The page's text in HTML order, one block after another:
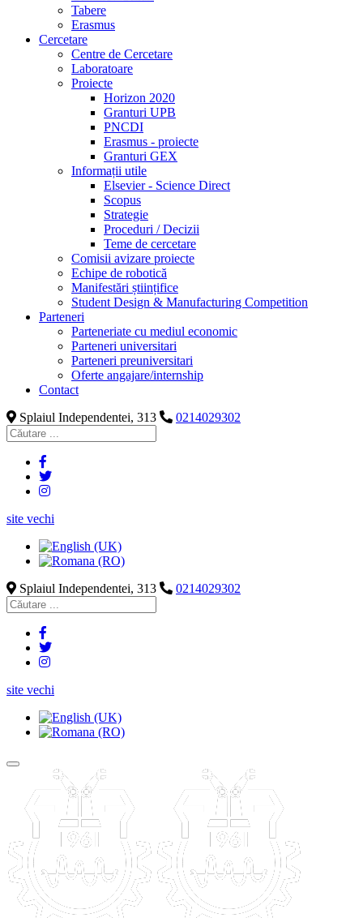
Tabere
Erasmus
Cercetare
Centre de Cercetare
Laboratoare
Proiecte
Horizon 2020
Granturi UPB
PNCDI
Erasmus - proiecte
Granturi GEX
Informații utile
Elsevier - Science Direct
Scopus
Strategie
Proceduri / Decizii
Teme de cercetare
Comisii avizare proiecte
Echipe de robotică
Manifestări științifice
Student Design & Manufacturing Competition
Parteneri
Parteneriate cu mediul economic
Parteneri universitari
Parteneri preuniversitari
Oferte angajare/internship
Contact
Splaiul Independentei, 313
0214029302
site vechi
Splaiul Independentei, 313 0214029302
site vechi